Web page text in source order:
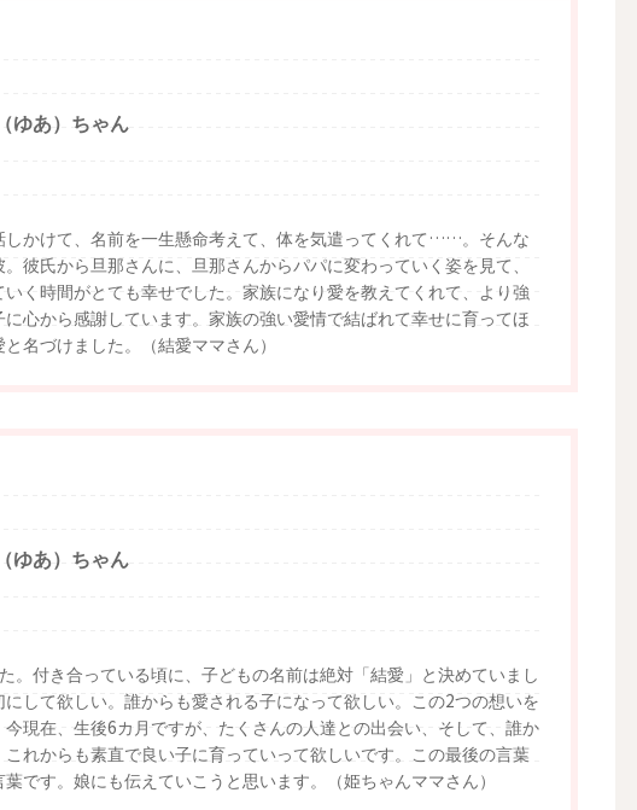
ゆあ）ちゃん
しかけて、名前を一生懸命考えて、体を気遣ってくれて……。そんな
彼氏から旦那さんに、旦那さんからパパに変わっていく姿を見て、
く時間がとても幸せでした。家族になり愛を教えてくれて、より強
心から感謝しています。家族の強い愛情で結ばれて幸せに育ってほ
名づけました。（結愛ママさん）
ゆあ）ちゃん
。付き合っている頃に、子どもの名前は絶対「結愛」と決めていまし
して欲しい。誰からも愛される子になって欲しい。この2つの想いを
現在、生後6カ月ですが、たくさんの人達との出会い、そして、誰か
れからも素直で良い子に育っていって欲しいです。この最後の言葉
です。娘にも伝えていこうと思います。（姫ちゃんママさん）